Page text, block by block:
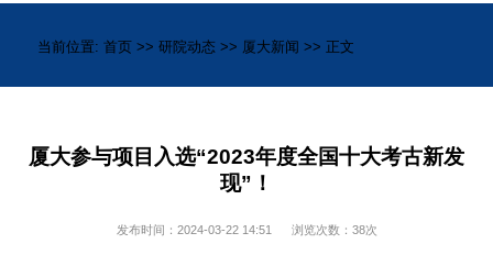
当前位置: 首页 >> 研院动态 >> 厦大新闻 >> 正文
厦大参与项目入选“2023年度全国十大考古新发
现”！
发布时间：2024-03-22 14:51 浏览次数： 38次